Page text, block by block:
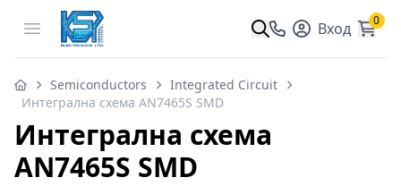
Open menu Вход 0
Semiconductors
Integrated Circuit
Интегрална схема AN7465S SMD
Интегрална схема
AN7465S SMD